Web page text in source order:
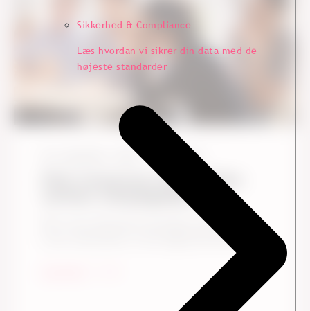
Sikkerhed & Compliance
Læs hvordan vi sikrer din data med de
højeste standarder
20. september, 2024 Læsetid
Efter honeymoon-fasen: Sådan
udvikler arbejdsglæden sig
Når vi har rekrutteret de bedste talenter til
vores virksomhed, er det afgørende ikke kun ...